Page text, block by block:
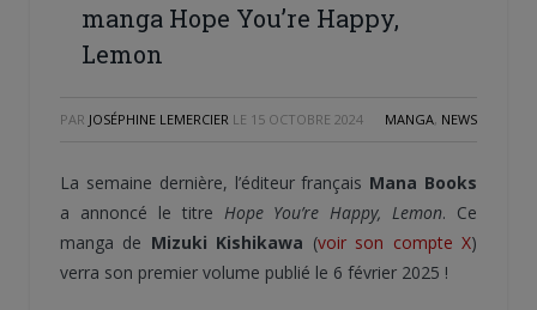
manga Hope You’re Happy,
Lemon
PAR JOSÉPHINE LEMERCIER LE 15 OCTOBRE 2024 MANGA, NEWS
La semaine dernière, l’éditeur français Mana Books
a annoncé le titre Hope You’re Happy, Lemon. Ce
manga de Mizuki Kishikawa (voir son compte X)
verra son premier volume publié le 6 février 2025 !